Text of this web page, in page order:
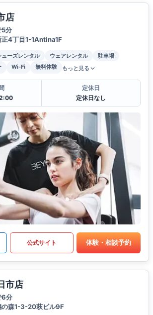
店
5分
正4丁目1-1Antina1F
ューズレンタル ウェアレンタル
駐車場
Wi-Fi 無料体験 もっと見る
定休日
定休日なし
公式サイト 体験・相談予約
市店
6分
の森1-3-20萩ビル9F